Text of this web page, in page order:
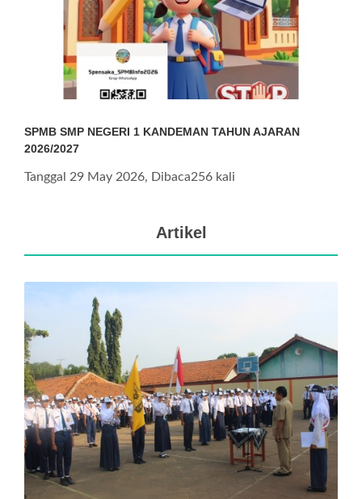
SPMB SMP NEGERI 1 KANDEMAN TAHUN AJARAN
2026/2027
Tanggal 29 May 2026, Dibaca256 kali
Artikel